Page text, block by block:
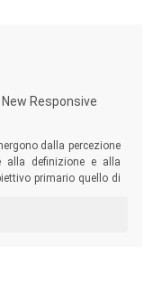
Responsive
dalla percezione
alla definizione e alla
primario quello di
dalle radici del